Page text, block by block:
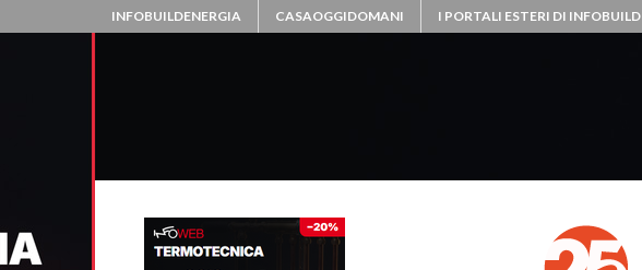
INFOBUILDENERGIA CASAOGGIDOMANI I PORTALI ESTERI DI INFOBUILD